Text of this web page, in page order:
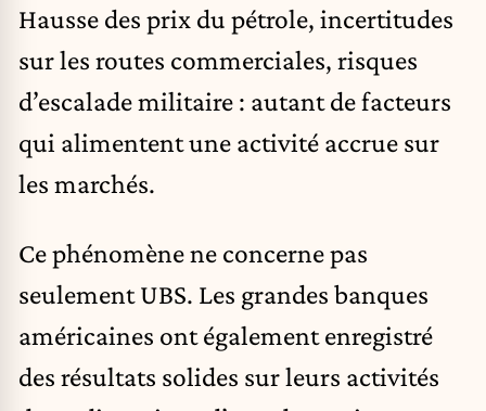
Hausse des prix du pétrole, incertitudes
sur les routes commerciales, risques
d’escalade militaire : autant de facteurs
qui alimentent une activité accrue sur
les marchés.
Ce phénomène ne concerne pas
seulement UBS. Les grandes banques
américaines ont également enregistré
des résultats solides sur leurs activités